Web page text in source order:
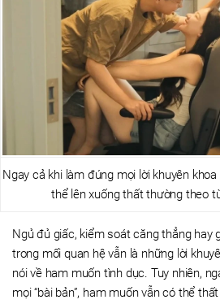
Ngay cả khi làm đúng mọi lời khuyên
thể lên xuống thất thường theo
Ngủ đủ giấc, kiểm soát căng thẳng hay
trong mối quan hệ vẫn là những lời
nói về ham muốn tình dục. Tuy nhiên,
mọi “bài bản”, ham muốn vẫn có thể